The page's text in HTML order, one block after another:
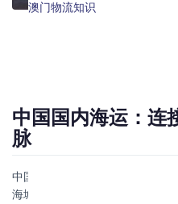
澳门物流知识
中国国内海运：连
脉
中国拥有长达1.8万公里的海岸线
海城市的重要运输方式。相比陆